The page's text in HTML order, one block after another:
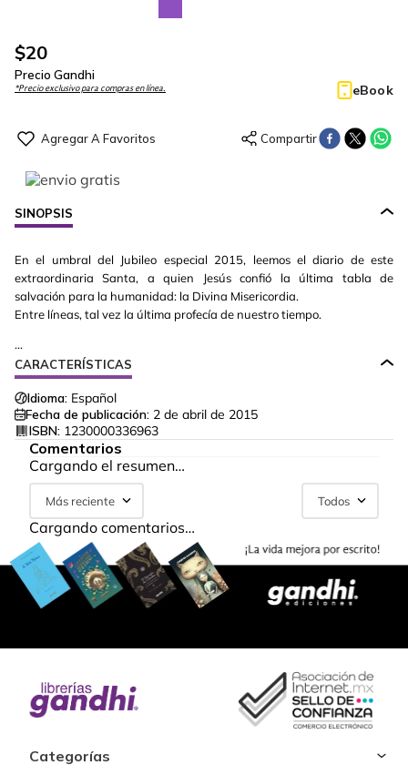
$20
Precio Gandhi
*Precio exclusivo para compras en línea. eBook
SINOPSIS
En el umbral del Jubileo especial 2015, leemos el diario de este
extraordinaria Santa, a quien Jesús confió la última tabla de
salvación para la humanidad: la Divina Misericordia.
Entre líneas, tal vez la última profecía de nuestro tiempo.
...
CARACTERÍSTICAS
Idioma: Español
Fecha de publicación: 2 de abril de 2015
ISBN: 1230000336963
Comentarios
Cargando el resumen…
Más reciente Todos
Cargando comentarios…
Categorías